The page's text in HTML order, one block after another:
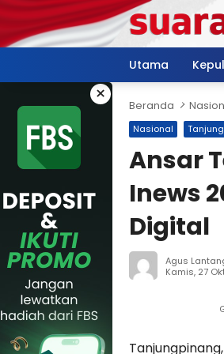
Langsung
konten
Utama
× Beranda
Nasional
Ansar
Inews
Digital
Agus
Kamis, 27